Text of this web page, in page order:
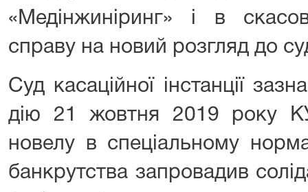
«Медінжиніринг» і в
справу на новий розгляд до
Суд касаційної інстанції
дію 21 жовтня 2019 року
новелу в спеціальному
банкрутства запровадив